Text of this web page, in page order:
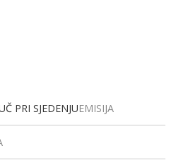
PRI SJEDENJUEMISIJA